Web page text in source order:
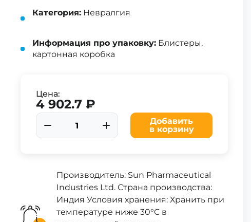
Категория: Невралгия
Информация про упаковку: Блистеры,
картонная коробка
Цена:
4 902.7 ₽
Добавить
в корзину
Производитель: Sun Pharmaceutical
Industries Ltd. Страна производства:
Индия Условия хранения: Хранить при
температуре ниже 30°C в